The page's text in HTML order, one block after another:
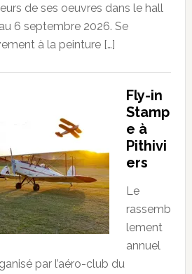
de ses oeuvres dans le hall
6 septembre 2026. Se
à la peinture […]
Fly-in
Stamp
e à
Pithivi
ers
Le
rassemb
lement
annuel
par l’aéro-club du